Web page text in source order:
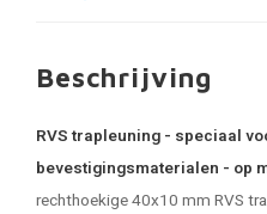
Beschrijving
RVS trapleuning - speciaal
bevestigingsmaterialen - op
rechthoekige 40x10 mm RVS